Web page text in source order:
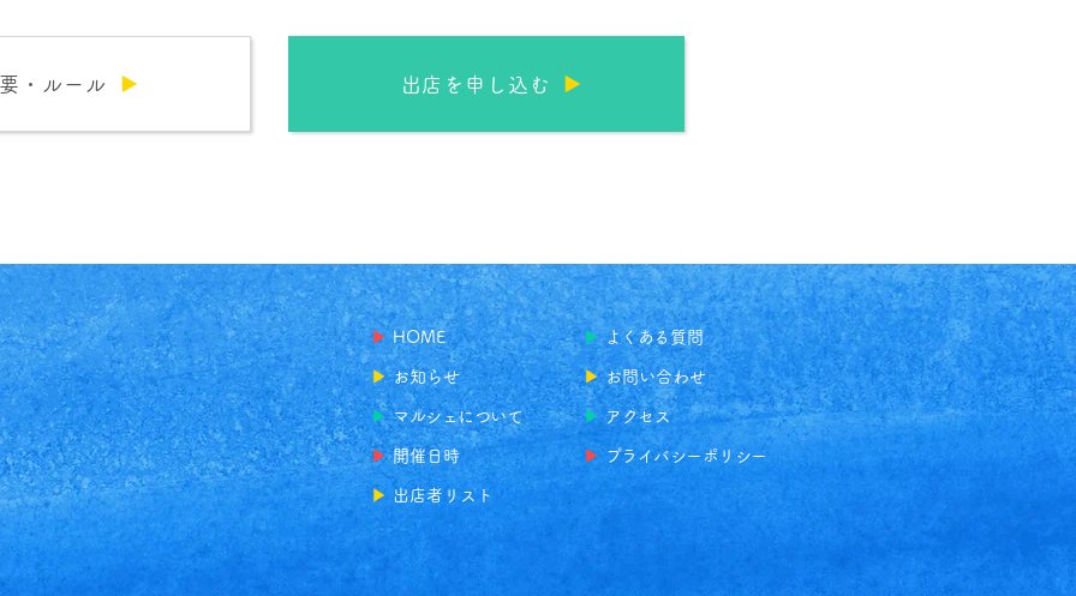
・ルール 出店を申し込む
▶ HOME
▶お知らせ
▶ マルシェについて
▶ 開催日時
▶ 出店者リスト
▶ よくある質問
▶お問い合わせ
▶ アクセス
▶ プライバシーポリシー